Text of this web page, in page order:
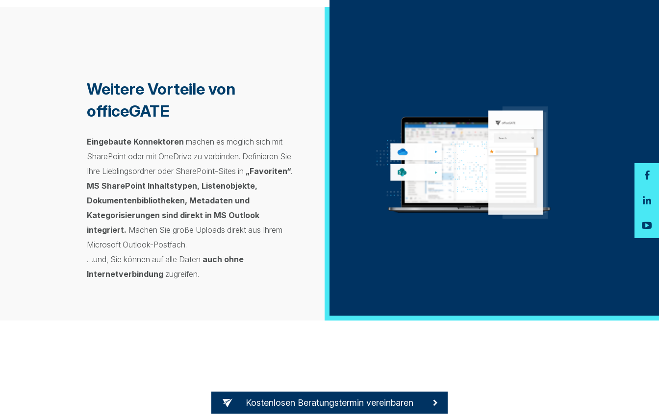
Weitere Vorteile von
officeGATE
Eingebaute Konnektoren machen es möglich sich mit
SharePoint oder mit OneDrive zu verbinden. Definieren Sie
Ihre Lieblingsordner oder SharePoint-Sites in „Favoriten“.
MS SharePoint Inhaltstypen, Listenobjekte,
Dokumentenbibliotheken, Metadaten und
Kategorisierungen sind direkt in MS Outlook
integriert. Machen Sie große Uploads direkt aus Ihrem
Microsoft Outlook-Postfach.
…und, Sie können auf alle Daten auch ohne
Internetverbindung zugreifen.
Kostenlosen Beratungstermin vereinbaren